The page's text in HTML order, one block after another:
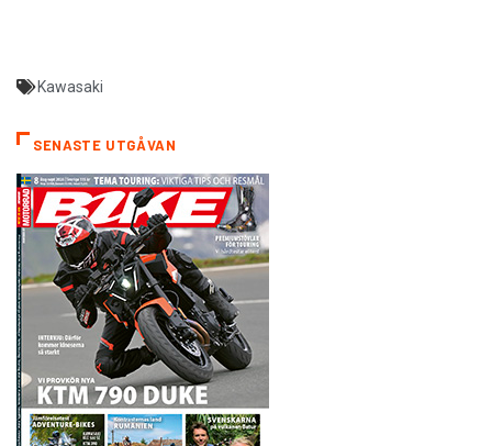
Kawasaki
SENASTE UTGÅVAN